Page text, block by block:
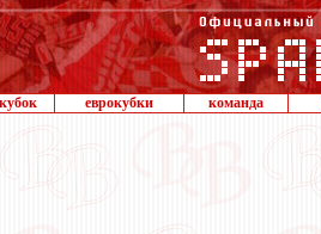
кубок еврокубки команда